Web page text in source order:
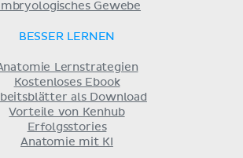
Gewebe
BESSER LERNEN
Lernstrategien
Kostenloses Ebook
als Download
Vorteile von Kenhub
Erfolgsstories
Anatomie mit KI